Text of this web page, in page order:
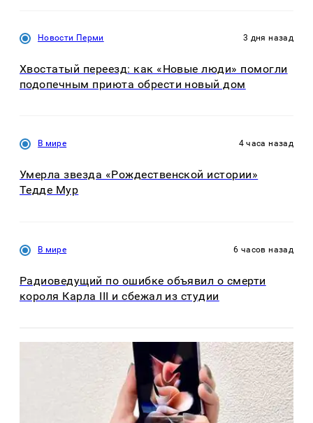
Новости Перми 3 дня назад
Хвостатый переезд: как «Новые люди» помогли
подопечным приюта обрести новый дом
В мире 4 часа назад
Умерла звезда «Рождественской истории»
Тедде Мур
В мире 6 часов назад
Радиоведущий по ошибке объявил о смерти
короля Карла III и сбежал из студии